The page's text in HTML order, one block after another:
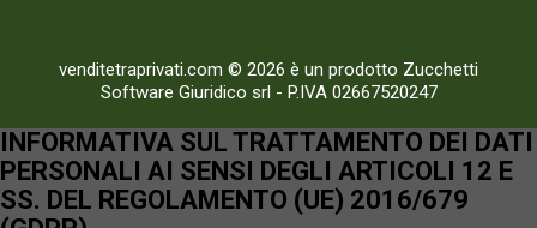
venditetraprivati.com © 2026 è un prodotto Zucchetti
Software Giuridico srl - P.IVA 02667520247
INFORMATIVA SUL TRATTAMENTO DEI DATI
PERSONALI AI SENSI DEGLI ARTICOLI 12 E
SS. DEL REGOLAMENTO (UE) 2016/679